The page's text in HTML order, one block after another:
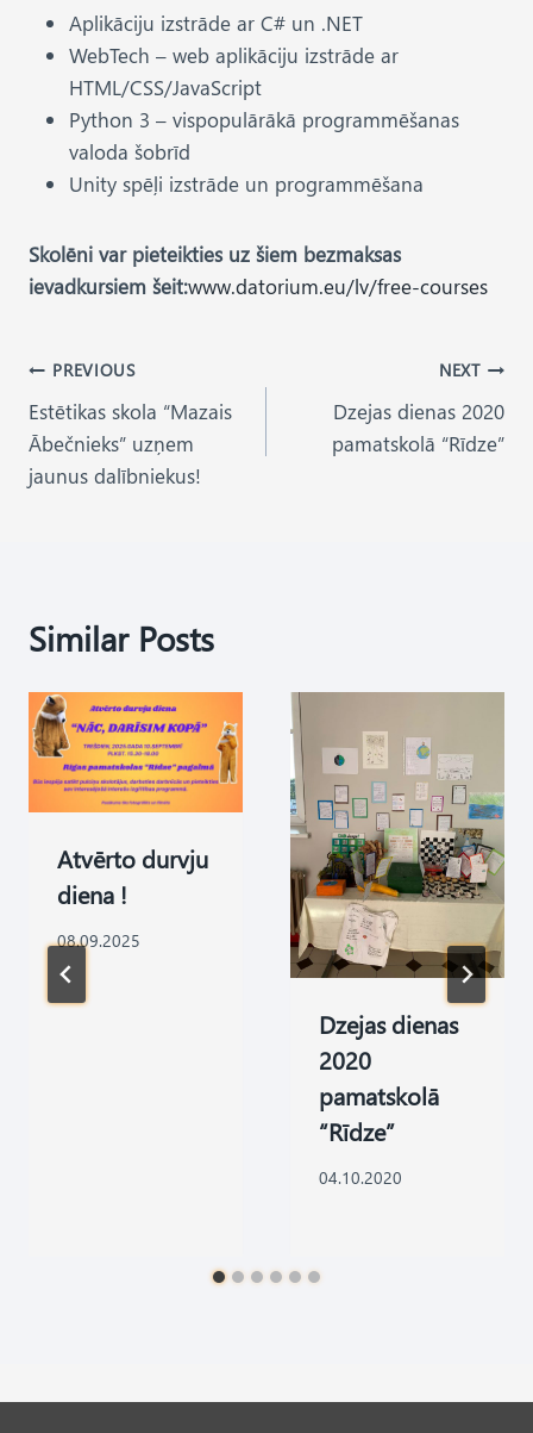
Aplikāciju izstrāde ar C# un .NET
WebTech – web aplikāciju izstrāde ar
HTML/CSS/JavaScript
Python 3 – vispopulārākā programmēšanas
valoda šobrīd
Unity spēļi izstrāde un programmēšana
Skolēni var pieteikties uz šiem bezmaksas
ievadkursiem šeit:www.datorium.eu/lv/free-courses
Post
navigation
PREVIOUS
Estētikas skola “Mazais
Ābečnieks” uzņem
jaunus dalībniekus!
NEXT
Dzejas dienas 2020
pamatskolā “Rīdze”
Similar Posts
Atvērto durvju
diena !
08.09.2025
Dzejas dienas
2020
pamatskolā
“Rīdze”
04.10.2020